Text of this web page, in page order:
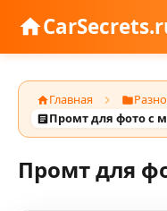
Главная
Промт для фото с
Промт для